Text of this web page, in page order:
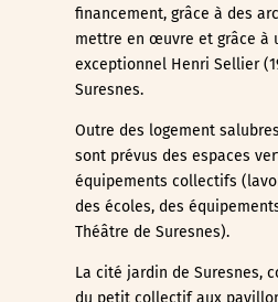
financement, grâce à des
mettre en œuvre et grâce à
exceptionnel Henri Sellier
Suresnes.
Outre des logement
sont prévus des espaces
équipements collectifs
des écoles, des
Théâtre de Suresnes).
La cité jardin de Suresnes,
du petit collectif aux